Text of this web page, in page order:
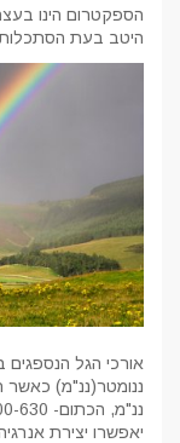
הספקטרום הינו
היטב בעת
יאפשרו יצירת